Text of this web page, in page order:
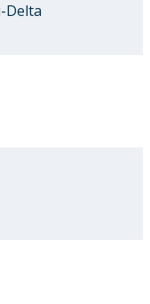
Delta